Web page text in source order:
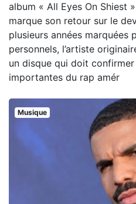
album « All Eyes On Shiest
marque son retour sur le
plusieurs années marquées
personnels, l’artiste
un disque qui doit
importantes du rap amér
Musique